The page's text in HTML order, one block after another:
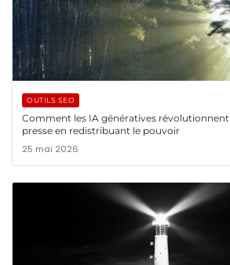
OUTILS SEO
Comment les IA génératives
presse en redistribuant le pouvoir
25 mai 2026